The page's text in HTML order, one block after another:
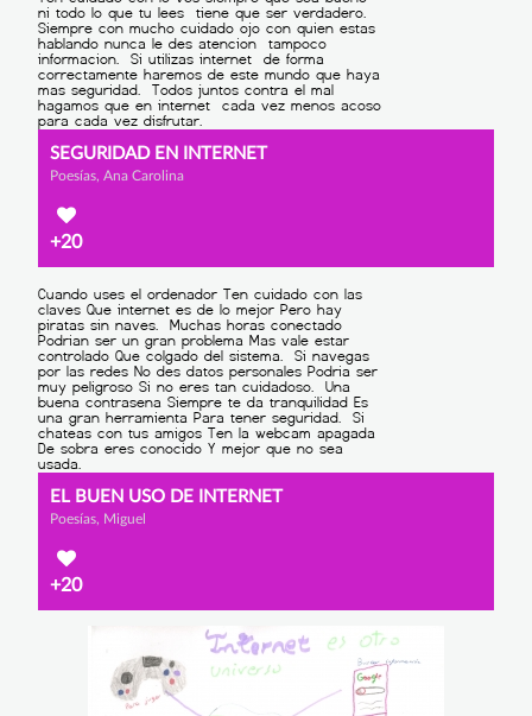
SEGURIDAD EN INTERNET
Poesías, Ana Carolina
+20
EL BUEN USO DE INTERNET
Poesías, Miguel
+20